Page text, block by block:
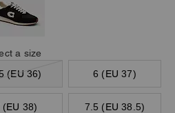
a size
(EU 36) 6 (EU 37)
(EU 38) 7.5 (EU 38.5)